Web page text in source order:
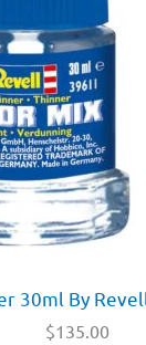
30ml By
$135.00